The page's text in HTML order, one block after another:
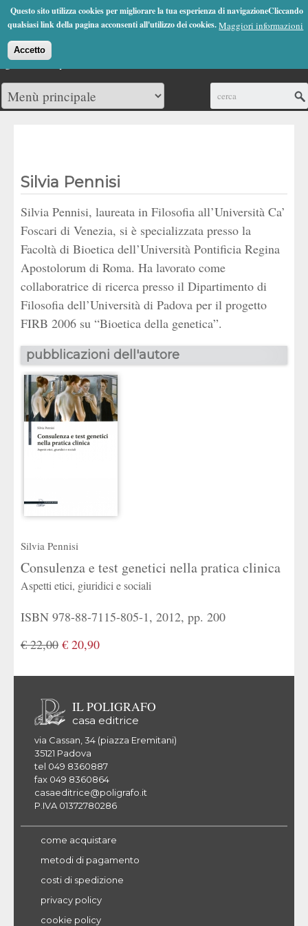
Questo sito utilizza cookies per migliorare la tua esperienza di navigazioneCliccando
qualsiasi link della pagina acconsenti all'utilizzo dei cookies.Maggiori informazioni
Accetto
Jump to Navigation
(0)
Silvia Pennisi
Silvia Pennisi, laureata in Filosofia all’Università Ca’
Foscari di Venezia, si è specializzata presso la
Facoltà di Bioetica dell’Università Pontificia Regina
Apostolorum di Roma. Ha lavorato come
collaboratrice di ricerca presso il Dipartimento di
Filosofia dell’Università di Padova per il progetto
FIRB 2006 su “Bioetica della genetica”.
pubblicazioni dell'autore
Silvia Pennisi
Consulenza e test genetici nella pratica clinica
Aspetti etici, giuridici e sociali
ISBN 978-88-7115-805-1, 2012, pp. 200
€ 22,00 € 20,90
IL POLIGRAFO
casa editrice
via Cassan, 34 (piazza Eremitani)
35121 Padova
tel 049 8360887
fax 049 8360864
casaeditrice@poligrafo.it
P.IVA 01372780286
come acquistare
metodi di pagamento
costi di spedizione
privacy policy
cookie policy